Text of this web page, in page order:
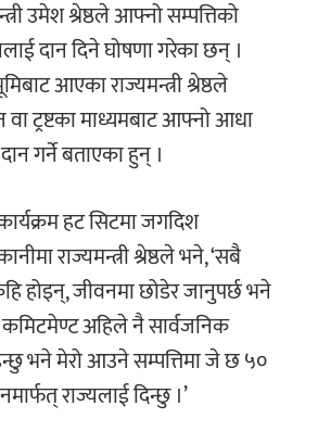
उमेश श्रेष्ठले आफ्नो सम्पत्तिको
दान दिने घोषणा गरेका छन् ।
आएका राज्यमन्त्री श्रेष्ठले
ट्रष्टका माध्यमबाट आफ्नो आधा
गर्ने बताएका हुन् ।
हट सिटमा जगदिश
राज्यमन्त्री श्रेष्ठले भने, ‘सबै
होइन्, जीवनमा छोडेर जानुपर्छ भने
कमिटमेण्ट अहिले नै सार्वजनिक
भने मेरो आउने सम्पत्तिमा जे छ ५०
राज्यलाई दिन्छु ।’